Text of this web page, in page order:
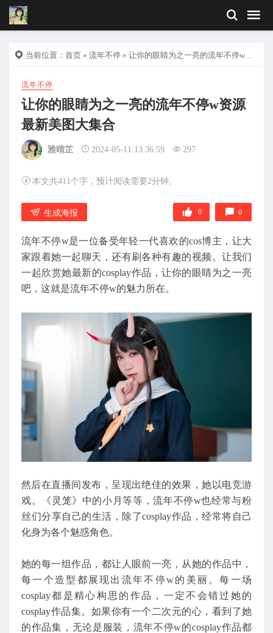
当前位置： 首页 » 流年不停 » 让你的眼睛为之一亮的流年不停w资源最新美图大集合
流年不停
让你的眼睛为之一亮的流年不停w资源
最新美图大集合
雅晴芷 2024-05-11 13:36:59 297
本文共411个字，预计阅读需要2分钟。
生成海报 0 0
流年不停w是一位备受年轻一代喜欢的cos博主，让大
家跟着她一起聊天，还有刷各种有趣的视频。让我们
一起欣赏她最新的cosplay作品，让你的眼睛为之一亮
吧，这就是流年不停w的魅力所在。
然后在直播间发布，呈现出绝佳的效果，她以电竞游
戏。《灵笼》中的小月等等，流年不停w也经常与粉
丝们分享自己的生活，除了cosplay作品，经常将自己
化身为各个魅惑角色。
她的每一组作品，都让人眼前一亮，从她的作品中，
每一个造型都展现出流年不停w的美丽。每一场
cosplay都是精心构思的作品，一定不会错过她的
cosplay作品集。如果你有一个二次元的心，看到了她
的作品集，无论是服装，流年不停w的cosplay作品都